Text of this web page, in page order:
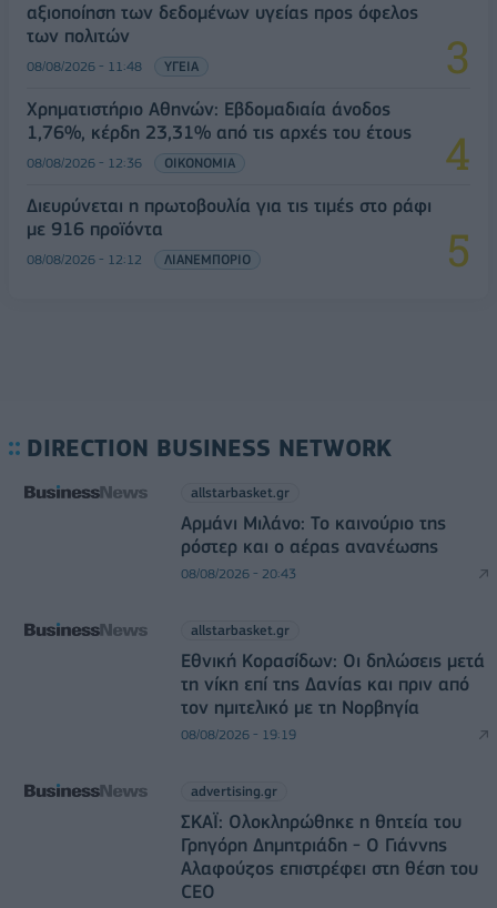
αξιοποίηση των δεδομένων υγείας προς όφελος
των πολιτών
08/08/2026 - 11:48 ΥΓΕΙΑ
Χρηματιστήριο Αθηνών: Εβδομαδιαία άνοδος
1,76%, κέρδη 23,31% από τις αρχές του έτους
08/08/2026 - 12:36 ΟΙΚΟΝΟΜΙΑ
Διευρύνεται η πρωτοβουλία για τις τιμές στο ράφι
με 916 προϊόντα
08/08/2026 - 12:12 ΛΙΑΝΕΜΠΟΡΙΟ
DIRECTION BUSINESS NETWORK
allstarbasket.gr
Αρμάνι Μιλάνο: Το καινούριο της
ρόστερ και ο αέρας ανανέωσης
08/08/2026 - 20:43
allstarbasket.gr
Εθνική Κορασίδων: Οι δηλώσεις μετά
τη νίκη επί της Δανίας και πριν από
τον ημιτελικό με τη Νορβηγία
08/08/2026 - 19:19
advertising.gr
ΣΚΑΪ: Ολοκληρώθηκε η θητεία του
Γρηγόρη Δημητριάδη - Ο Γιάννης
Αλαφούζος επιστρέφει στη θέση του
CEO